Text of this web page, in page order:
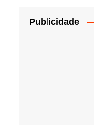
Publicidade